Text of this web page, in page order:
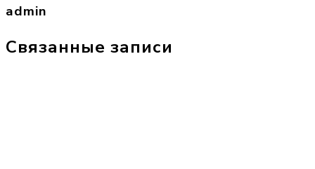
admin
Связанные записи